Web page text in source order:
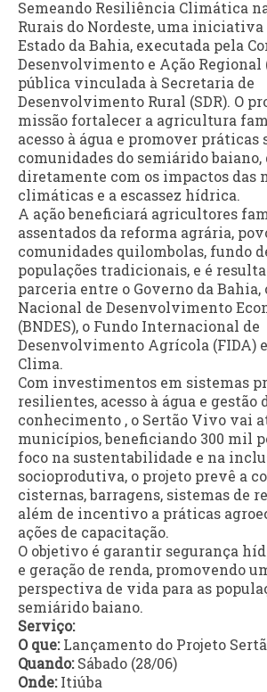
Semeando Resiliência Climática
Rurais do Nordeste, uma iniciativa
Estado da Bahia, executada pela
Desenvolvimento e Ação Regional
pública vinculada à Secretaria de
Desenvolvimento Rural (SDR). O
missão fortalecer a agricultura
acesso à água e promover
comunidades do semiárido baiano,
diretamente com os impactos das
climáticas e a escassez hídrica.
A ação beneficiará agricultores
assentados da reforma agrária,
comunidades quilombolas, fundo
populações tradicionais, e é
parceria entre o Governo da Bahia,
Nacional de Desenvolvimento
(BNDES), o Fundo Internacional de
Desenvolvimento Agrícola (FIDA)
Clima.
Com investimentos em sistemas
resilientes, acesso à água e gestão
conhecimento , o Sertão Vivo vai
municípios, beneficiando 300 mil
foco na sustentabilidade e na
socioprodutiva, o projeto prevê a
cisternas, barragens, sistemas de
além de incentivo a práticas
ações de capacitação.
O objetivo é garantir segurança
e geração de renda, promovendo
perspectiva de vida para as
semiárido baiano.
Serviço:
O que:Lançamento do Projeto
Quando:Sábado (28/06)
Onde:Itiúba